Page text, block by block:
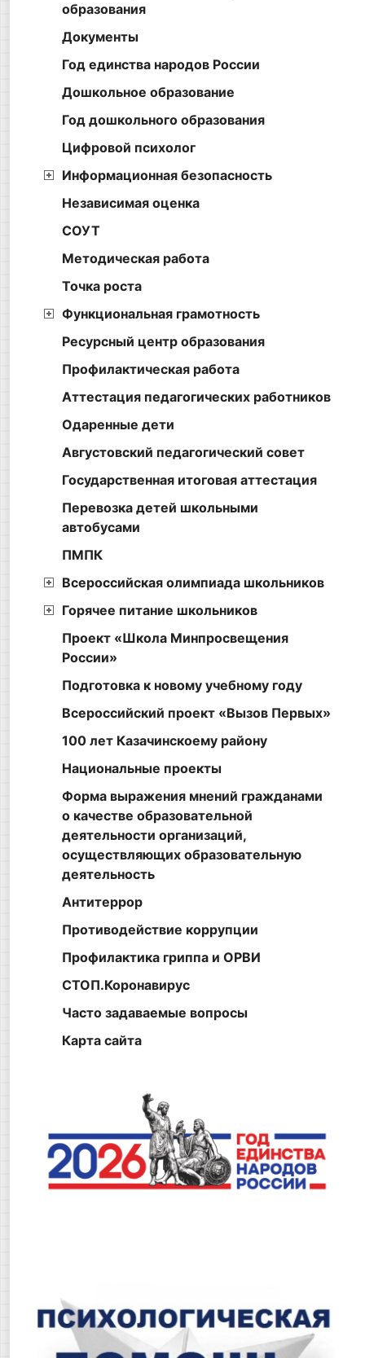
образования
Документы
Год единства народов России
Дошкольное образование
Год дошкольного образования
Цифровой психолог
Информационная безопасность
Независимая оценка
СОУТ
Методическая работа
Точка роста
Функциональная грамотность
Ресурсный центр образования
Профилактическая работа
Аттестация педагогических работников
Одаренные дети
Августовский педагогический совет
Государственная итоговая аттестация
Перевозка детей школьными
автобусами
ПМПК
Всероссийская олимпиада школьников
Горячее питание школьников
Проект «Школа Минпросвещения
России»
Подготовка к новому учебному году
Всероссийский проект «Вызов Первых»
100 лет Казачинскоему району
Национальные проекты
Форма выражения мнений гражданами
о качестве образовательной
деятельности организаций,
осуществляющих образовательную
деятельность
Антитеррор
Противодействие коррупции
Профилактика гриппа и ОРВИ
СТОП.Коронавирус
Часто задаваемые вопросы
Карта сайта